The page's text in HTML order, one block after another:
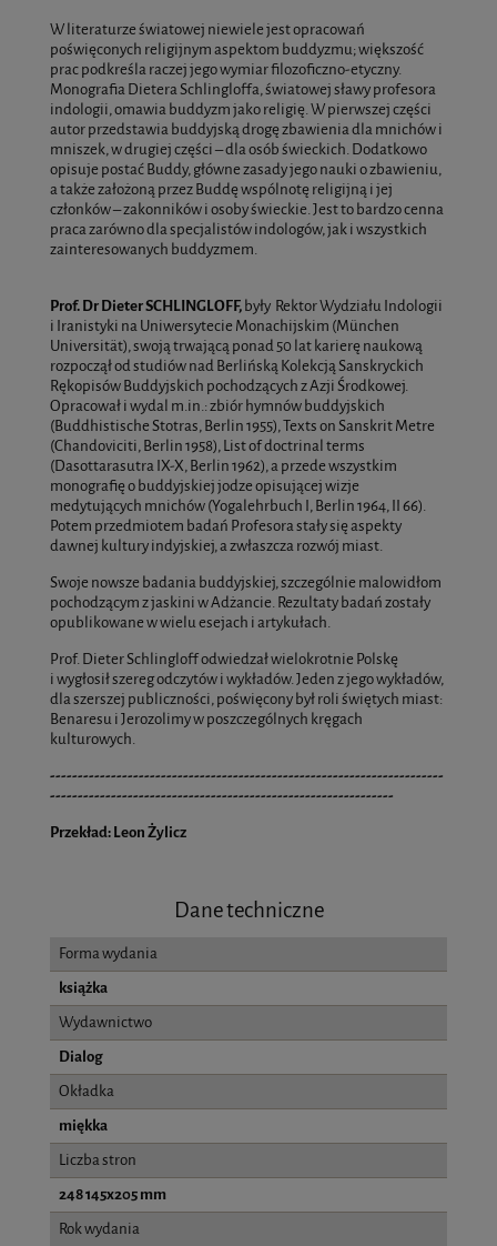
W literaturze światowej niewiele jest opracowań
poświęconych religijnym aspektom buddyzmu; większość
prac podkreśla raczej jego wymiar filozoficzno-etyczny.
Monografia Dietera Schlingloffa, światowej sławy profesora
indologii, omawia buddyzm jako religię. W pierwszej części
autor przedstawia buddyjską drogę zbawienia dla mnichów i
mniszek, w drugiej części – dla osób świeckich. Dodatkowo
opisuje postać Buddy, główne zasady jego nauki o zbawieniu,
a także założoną przez Buddę wspólnotę religijną i jej
członków – zakonników i osoby świeckie. Jest to bardzo cenna
praca zarówno dla specjalistów indologów, jak i wszystkich
zainteresowanych buddyzmem.
Prof. Dr Dieter SCHLINGLOFF,były Rektor Wydziału Indologii
i Iranistyki na Uniwersytecie Monachijskim (München
Universität), swoją trwającą ponad 50 lat karierę naukową
rozpoczął od studiów nad Berlińską Kolekcją Sanskryckich
Rękopisów Buddyjskich pochodzących z Azji Środkowej.
Opracował i wydal m.in.: zbiór hymnów buddyjskich
(Buddhistische Stotras, Berlin 1955), Texts on Sanskrit Metre
(Chandoviciti, Berlin 1958), List of doctrinal terms
(Dasottarasutra IX-X, Berlin 1962), a przede wszystkim
monografię o buddyjskiej jodze opisującej wizje
medytujących mnichów (Yogalehrbuch I, Berlin 1964, II 66).
Potem przedmiotem badań Profesora stały się aspekty
dawnej kultury indyjskiej, a zwłaszcza rozwój miast.
Swoje nowsze badania buddyjskiej, szczególnie malowidłom
pochodzącym z jaskini w Adżancie. Rezultaty badań zostały
opublikowane w wielu esejach i artykułach.
Prof. Dieter Schlingloff odwiedzał wielokrotnie Polskę
i wygłosił szereg odczytów i wykładów. Jeden z jego wykładów,
dla szerszej publiczności, poświęcony był roli świętych miast:
Benaresu i Jerozolimy w poszczególnych kręgach
kulturowych.
-----------------------------------------------------------------------
--------------------------------------------------------------
Przekład: Leon Żylicz
Dane techniczne
Forma wydania
książka
Wydawnictwo
Dialog
Okładka
miękka
Liczba stron
248 145x205 mm
Rok wydania